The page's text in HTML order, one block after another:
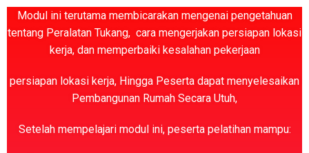
Modul ini terutama membicarakan mengenai pengetahuan
tentang Peralatan Tukang, cara mengerjakan persiapan lokasi
kerja, dan memperbaiki kesalahan pekerjaan
persiapan lokasi kerja, Hingga Peserta dapat menyelesaikan
Pembangunan Rumah Secara Utuh,
Setelah mempelajari modul ini, peserta pelatihan mampu: